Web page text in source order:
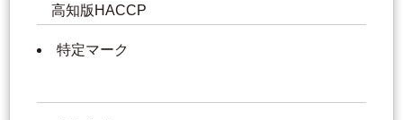
高知版HACCP
特定マーク